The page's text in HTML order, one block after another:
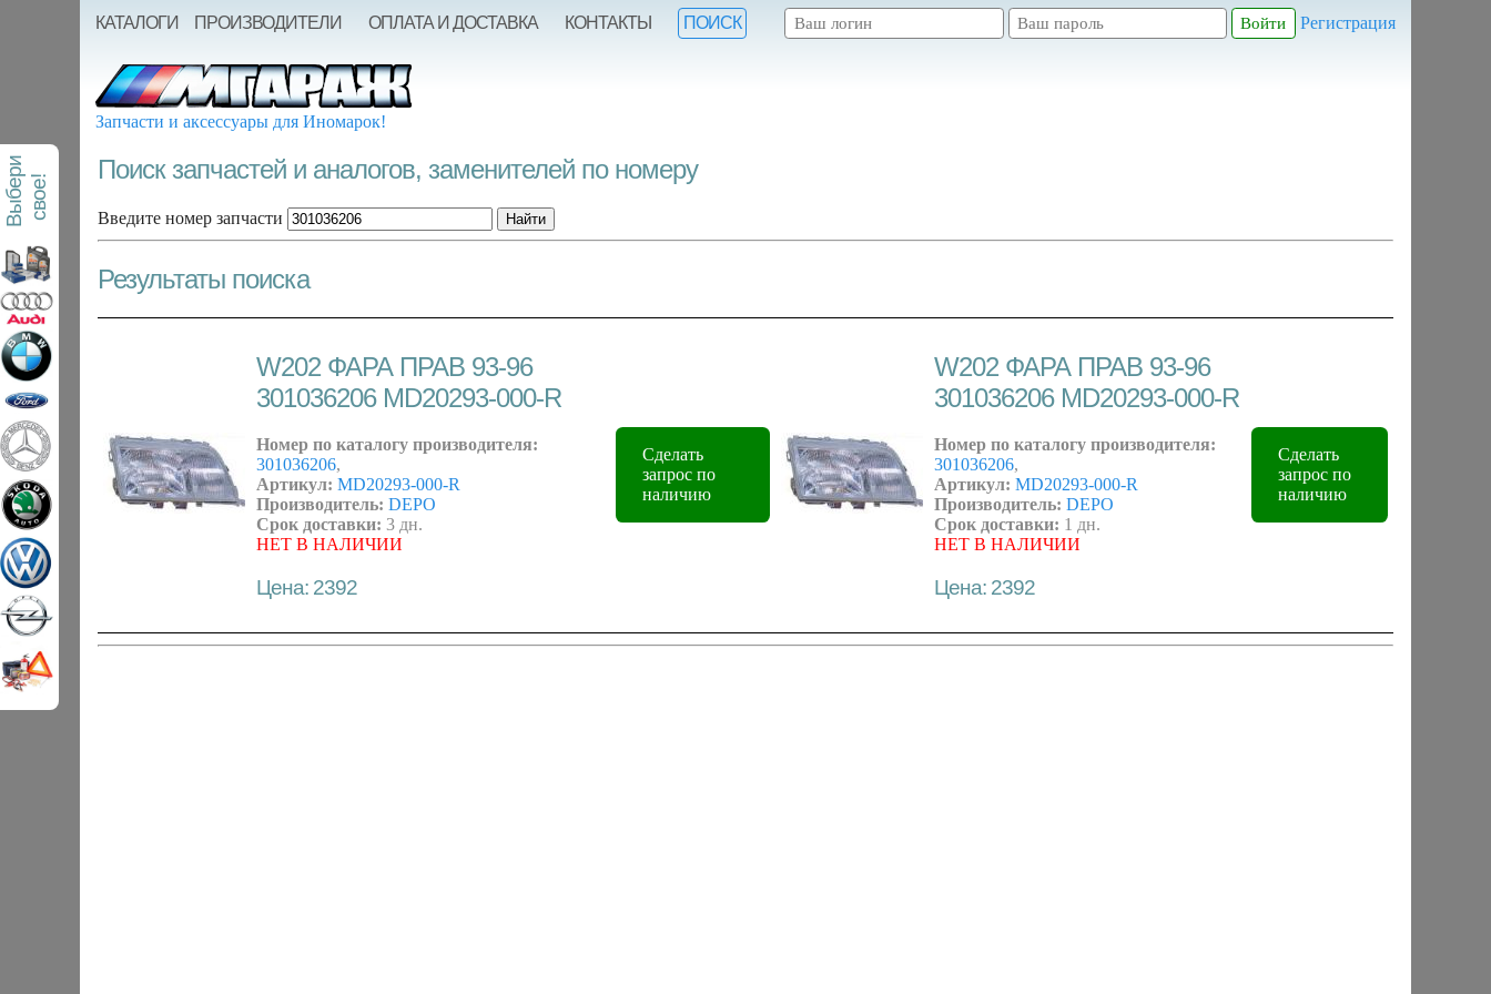
В
ы
б
е
р
и
с
в
о
е!
Регистрация
КАТАЛОГИ ПРОИЗВОДИТЕЛИ ОПЛАТА И ДОСТАВКА КОНТАКТЫ ПОИСК
Запчасти и аксессуары для Иномарок!
Поиск запчастей и аналогов, заменителей по номеру
Введите номер запчасти
Результаты поиска
W202 ФАРА ПРАВ 93-96
301036206 MD20293-000-R
Номер по каталогу производителя:
301036206,
Артикул: MD20293-000-R
Производитель: DEPO
Срок доставки: 3 дн.
НЕТ В НАЛИЧИИ
Цена: 2392
Сделать
запрос по
наличию
W202 ФАРА ПРАВ 93-96
301036206 MD20293-000-R
Номер по каталогу производителя:
301036206,
Артикул: MD20293-000-R
Производитель: DEPO
Срок доставки: 1 дн.
НЕТ В НАЛИЧИИ
Цена: 2392
Сделать
запрос по
наличию